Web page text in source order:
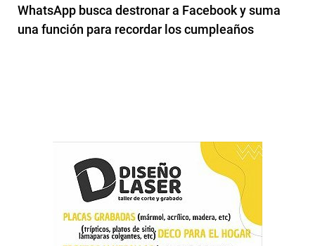
WhatsApp busca destronar a Facebook y suma
una función para recordar los cumpleaños